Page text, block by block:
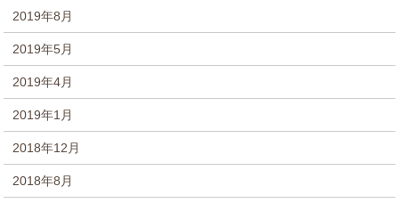
2019年8月
2019年5月
2019年4月
2019年1月
2018年12月
2018年8月